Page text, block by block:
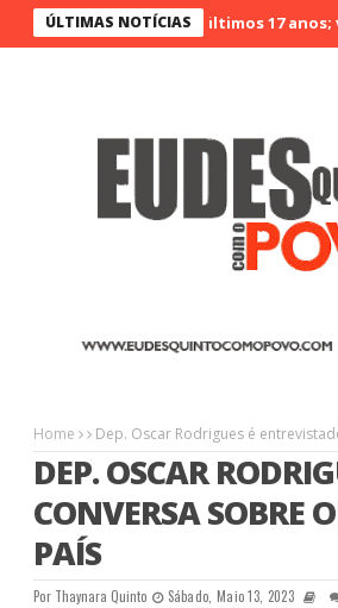
ÚLTIMAS NOTÍCIAS
violento nos últimos 17 anos; veja
Home Dep. Oscar Rodrigues é
DEP. OSCAR
CONVERSA SOBRE
PAÍS
Por Thaynara Quinto Sábado, Maio 13, 2023